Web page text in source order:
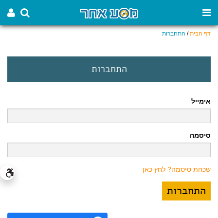
דף הבית/ התחברות
התחברות
אימייל
סיסמה
שכחת סיסמה? לחץ כאן